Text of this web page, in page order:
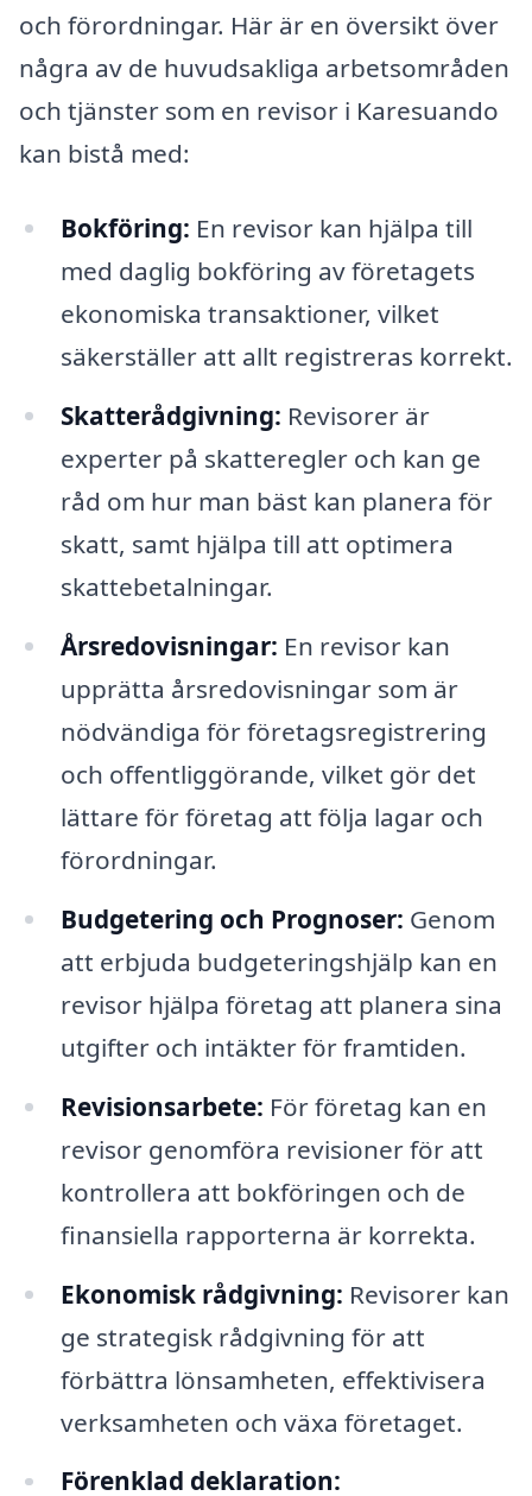
och förordningar. Här är en översikt över
några av de huvudsakliga arbetsområden
och tjänster som en revisor i Karesuando
kan bistå med:
Bokföring: En revisor kan hjälpa till
med daglig bokföring av företagets
ekonomiska transaktioner, vilket
säkerställer att allt registreras korrekt.
Skatterådgivning: Revisorer är
experter på skatteregler och kan ge
råd om hur man bäst kan planera för
skatt, samt hjälpa till att optimera
skattebetalningar.
Årsredovisningar: En revisor kan
upprätta årsredovisningar som är
nödvändiga för företagsregistrering
och offentliggörande, vilket gör det
lättare för företag att följa lagar och
förordningar.
Budgetering och Prognoser: Genom
att erbjuda budgeteringshjälp kan en
revisor hjälpa företag att planera sina
utgifter och intäkter för framtiden.
Revisionsarbete: För företag kan en
revisor genomföra revisioner för att
kontrollera att bokföringen och de
finansiella rapporterna är korrekta.
Ekonomisk rådgivning: Revisorer kan
ge strategisk rådgivning för att
förbättra lönsamheten, effektivisera
verksamheten och växa företaget.
Förenklad deklaration: